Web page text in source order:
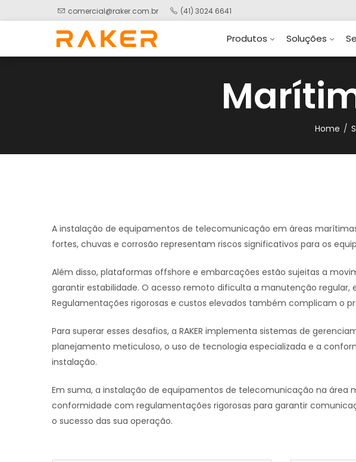
comercial@raker.com.br (41) 3024 6641
Produtos Soluções
Home
A instalação de equipamentos de telecomunicação em áreas
fortes, chuvas e corrosão representam riscos significativos para os
Além disso, plataformas offshore e embarcações estão sujeitas a
garantir estabilidade. O acesso remoto dificulta a manutenção
Regulamentações rigorosas e custos elevados também complicam o
Para superar esses desafios, a RAKER implementa sistemas de
planejamento meticuloso, o uso de tecnologia especializada e a
instalação.
Em suma, a instalação de equipamentos de telecomunicação na
conformidade com regulamentações rigorosas para garantir
o sucesso das sua operação.